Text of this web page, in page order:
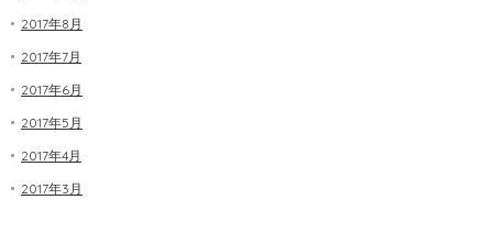
2017年8月
2017年7月
2017年6月
2017年5月
2017年4月
2017年3月